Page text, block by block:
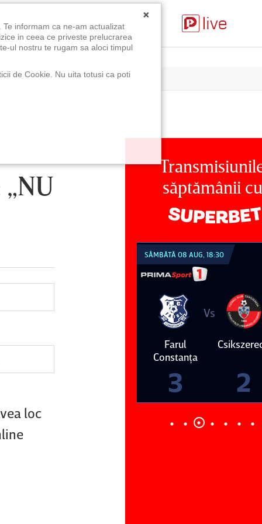
loc
săptămânii cu
Farul
3
Vs
SÂMBĂTĂ 08 AUG, 21:30
Dinamo
4
Vs
FC
0
×
informam ca ne-am actualizat
in ceea ce priveste prelucrarea
ul nostru te rugam sa aloci timpul
de Cookie. Nu uita totusi ca poti